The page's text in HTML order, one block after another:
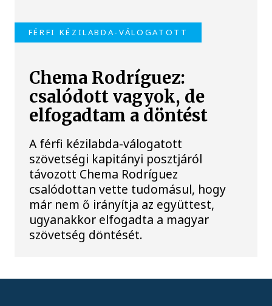
FÉRFI KÉZILABDA-VÁLOGATOTT
Chema Rodríguez:
csalódott vagyok, de
elfogadtam a döntést
A férfi kézilabda-válogatott
szövetségi kapitányi posztjáról
távozott Chema Rodríguez
csalódottan vette tudomásul, hogy
már nem ő irányítja az együttest,
ugyanakkor elfogadta a magyar
szövetség döntését.